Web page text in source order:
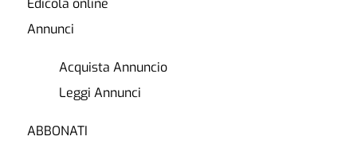
Edicola online
Annunci
Acquista Annuncio
Leggi Annunci
ABBONATI